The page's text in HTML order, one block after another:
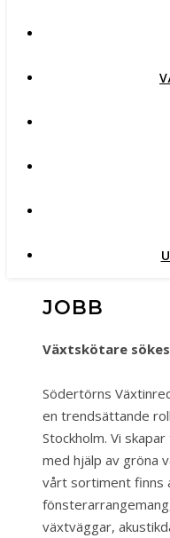
JOBB
Växtskötare sökes
Södertörns
en trendsättande
Stockholm. Vi
med hjälp av gröna
vårt sortiment finns
växtväggar,